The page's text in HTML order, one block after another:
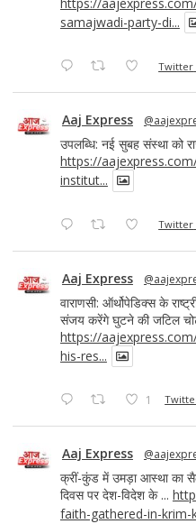
samajwadi-party-di...
Twitter
Aaj Express
उपलब्धि: नई सुबह संस्था को
https://
institut...
Twitter
Aaj Express
वाराणसी: ऑर्थोपेडिक्स के
संजय करेंगे घुटने की जटिल
https://
his-res...
1
Aaj Express
क्रीं-कुंड में उमड़ा आस्था का
दिवस पर देश-विदेश के ...
faith-gathered-in-krim-